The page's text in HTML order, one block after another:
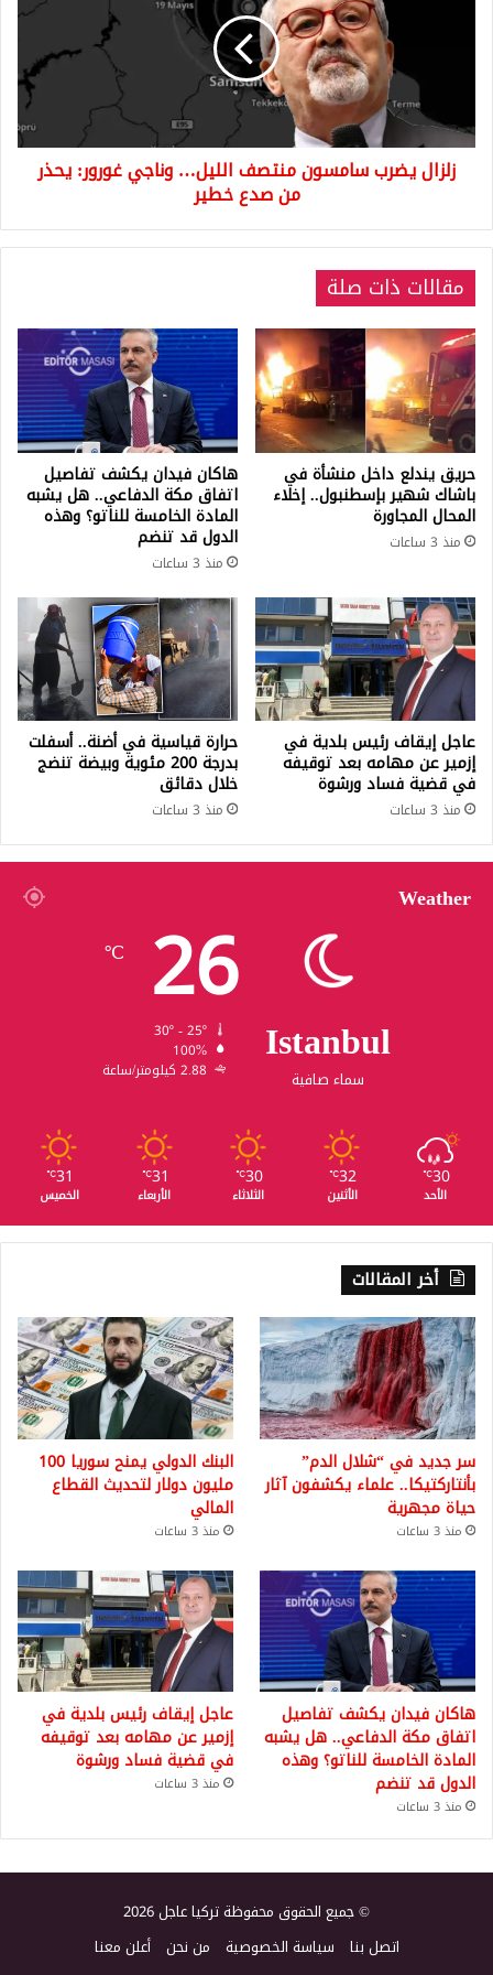
يحذر
من
صدع
خطير
زلزال يضرب سامسون منتصف الليل… وناجي غورور: يحذر
من صدع خطير
مقالات ذات صلة
حريق يندلع داخل منشأة في
باشاك شهير بإسطنبول.. إخلاء
المحال المجاورة
منذ 3 ساعات
هاكان فيدان يكشف تفاصيل
اتفاق مكة الدفاعي.. هل يشبه
المادة الخامسة للناتو؟ وهذه
الدول قد تنضم
منذ 3 ساعات
عاجل إيقاف رئيس بلدية في
إزمير عن مهامه بعد توقيفه
في قضية فساد ورشوة
منذ 3 ساعات
حرارة قياسية في أضنة.. أسفلت
بدرجة 200 مئوية وبيضة تنضج
خلال دقائق
منذ 3 ساعات
Weather
Istanbul
سماء صافية
26
℃
100%
2.88 كيلومتر/ساعة
30
℃
الأحد
32
℃
الأثنين
30
℃
الثلاثاء
31
℃
الأربعاء
31
℃
الخميس
أخر المقالات
سر جديد في “شلال الدم”
بأنتاركتيكا.. علماء يكشفون آثار
حياة مجهرية
منذ 3 ساعات
البنك الدولي يمنح سوريا 100
مليون دولار لتحديث القطاع
المالي
منذ 3 ساعات
هاكان فيدان يكشف تفاصيل
اتفاق مكة الدفاعي.. هل يشبه
المادة الخامسة للناتو؟ وهذه
الدول قد تنضم
منذ 3 ساعات
عاجل إيقاف رئيس بلدية في
إزمير عن مهامه بعد توقيفه
في قضية فساد ورشوة
منذ 3 ساعات
© جميع الحقوق محفوظة تركيا عاجل 2026
اتصل بنا سياسة الخصوصية من نحن أعلن معنا